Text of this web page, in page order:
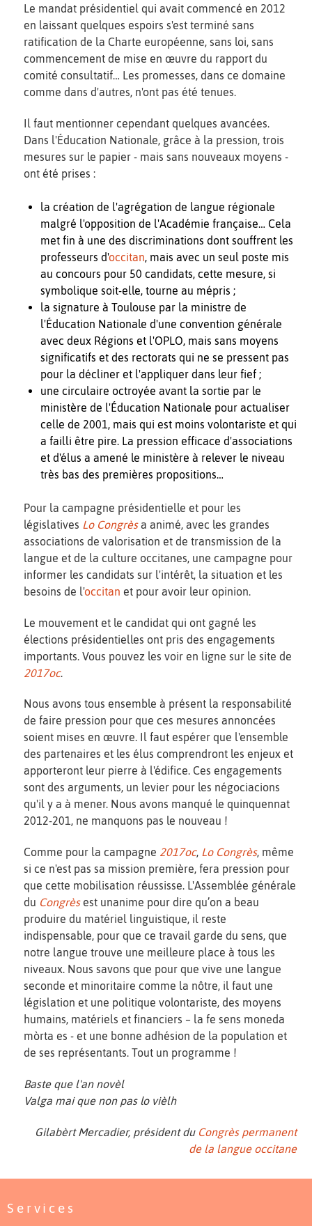
Le mandat présidentiel qui avait commencé en 2012
en laissant quelques espoirs s'est terminé sans
ratification de la Charte européenne, sans loi, sans
commencement de mise en œuvre du rapport du
comité consultatif… Les promesses, dans ce domaine
comme dans d'autres, n'ont pas été tenues.
Il faut mentionner cependant quelques avancées.
Dans l'Éducation Nationale, grâce à la pression, trois
mesures sur le papier - mais sans nouveaux moyens -
ont été prises :
la création de l'agrégation de langue régionale
malgré l'opposition de l'Académie française… Cela
met fin à une des discriminations dont souffrent les
professeurs d'occitan, mais avec un seul poste mis
au concours pour 50 candidats, cette mesure, si
symbolique soit-elle, tourne au mépris ;
la signature à Toulouse par la ministre de
l'Éducation Nationale d'une convention générale
avec deux Régions et l'OPLO, mais sans moyens
significatifs et des rectorats qui ne se pressent pas
pour la décliner et l'appliquer dans leur fief ;
une circulaire octroyée avant la sortie par le
ministère de l'Éducation Nationale pour actualiser
celle de 2001, mais qui est moins volontariste et qui
a failli être pire. La pression efficace d'associations
et d'élus a amené le ministère à relever le niveau
très bas des premières propositions…
Pour la campagne présidentielle et pour les
législatives Lo Congrèsa animé, avec les grandes
associations de valorisation et de transmission de la
langue et de la culture occitanes, une campagne pour
informer les candidats sur l'intérêt, la situation et les
besoins de l'occitan et pour avoir leur opinion.
Le mouvement et le candidat qui ont gagné les
élections présidentielles ont pris des engagements
importants. Vous pouvez les voir en ligne sur le site de
2017oc.
Nous avons tous ensemble à présent la responsabilité
de faire pression pour que ces mesures annoncées
soient mises en œuvre. Il faut espérer que l'ensemble
des partenaires et les élus comprendront les enjeux et
apporteront leur pierre à l'édifice. Ces engagements
sont des arguments, un levier pour les négociacions
qu'il y a à mener. Nous avons manqué le quinquennat
2012-201, ne manquons pas le nouveau !
Comme pour la campagne 2017oc, Lo Congrès, même
si ce n'est pas sa mission première, fera pression pour
que cette mobilisation réussisse. L'Assemblée générale
du Congrèsest unanime pour dire qu’on a beau
produire du matériel linguistique, il reste
indispensable, pour que ce travail garde du sens, que
notre langue trouve une meilleure place à tous les
niveaux. Nous savons que pour que vive une langue
seconde et minoritaire comme la nôtre, il faut une
législation et une politique volontariste, des moyens
humains, matériels et financiers – la fe sens moneda
mòrta es - et une bonne adhésion de la population et
de ses représentants. Tout un programme !
Baste que l'an novèl
Valga mai que non pas lo vièlh
Gilabèrt Mercadier, président du Congrès permanent
de la langue occitane
Services